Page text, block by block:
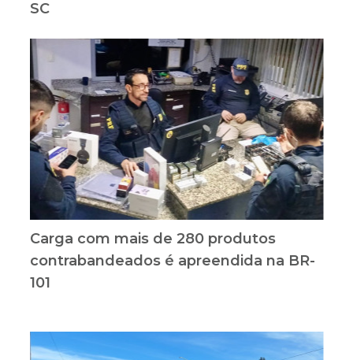
SC
Carga com mais de 280 produtos
contrabandeados é apreendida na BR-
101